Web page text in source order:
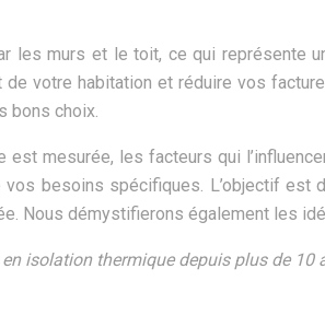
les murs et le toit, ce qui représente
votre habitation et réduire vos
bons choix.
mesurée, les facteurs qui
besoins spécifiques. L’objectif
Nous démystifierons également les
isolation thermique depuis plus de 10